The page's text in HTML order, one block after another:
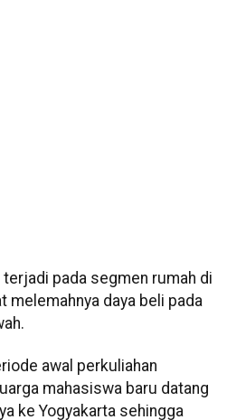
pada segmen rumah di
melemahnya daya beli pada
awal perkuliahan
mahasiswa baru datang
ke Yogyakarta sehingga